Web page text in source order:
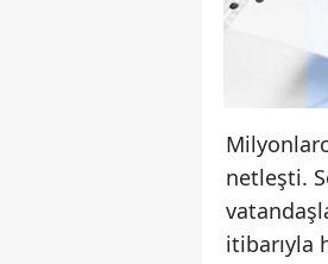
netleşti.
itibarıyla